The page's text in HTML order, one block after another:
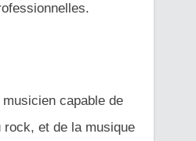
capable de
rock, et de la musique